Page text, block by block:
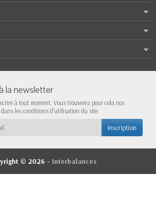
la newsletter
à tout moment. Vous trouverez pour cela nos
les conditions d'utilisation du site.
© 2026 - Interbalances